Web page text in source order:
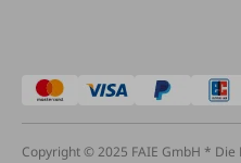
Copyright © 2025 FAIE GmbH *